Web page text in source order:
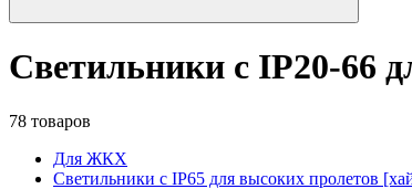
Светильники с IP20-66
78 товаров
Для ЖКХ
Светильники с IP65 для высоких пролетов